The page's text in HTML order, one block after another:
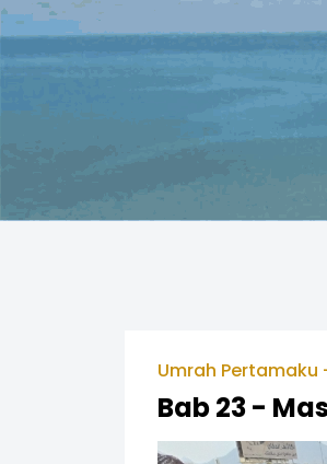
Umrah Pertamaku
Bab 23 -